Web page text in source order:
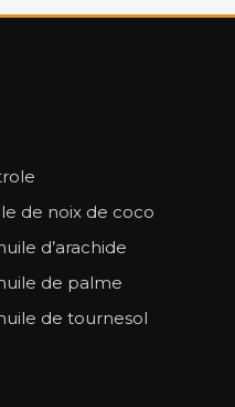
de noix de coco
d’arachide
de palme
de tournesol